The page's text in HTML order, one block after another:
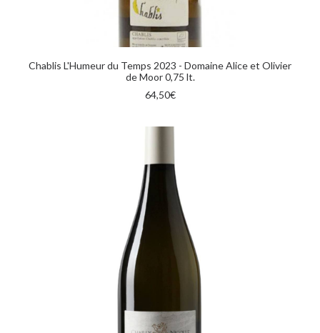
AGGIUNGI AL CARRELLO
Chablis L'Humeur du Temps 2023 - Domaine Alice et Olivier
de Moor 0,75 lt.
64,50€